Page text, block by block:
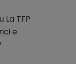
La TFP
e